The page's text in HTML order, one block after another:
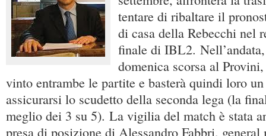
tentare di ribaltare il
di casa della Rebecchi nel
finale di IBL2.
domenica scorsa al
vinto entrambe le partite e basterà quindi loro un
assicurarsi lo scudetto della seconda lega (la
meglio dei 3 su 5). La vigilia del match è stata
presa di posizione di Alessandro Fabbri, general